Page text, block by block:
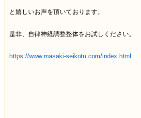
と嬉しいお声を頂いております。
是非、自律神経調整整体をお試しください。
https://www.masaki-seikotu.com/index.html